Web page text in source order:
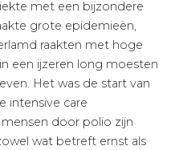
met een bijzondere
grote epidemieën,
raakten met hoge
een ijzeren long moesten
Het was de start van
intensive care
door polio zijn
wat betreft ernst als